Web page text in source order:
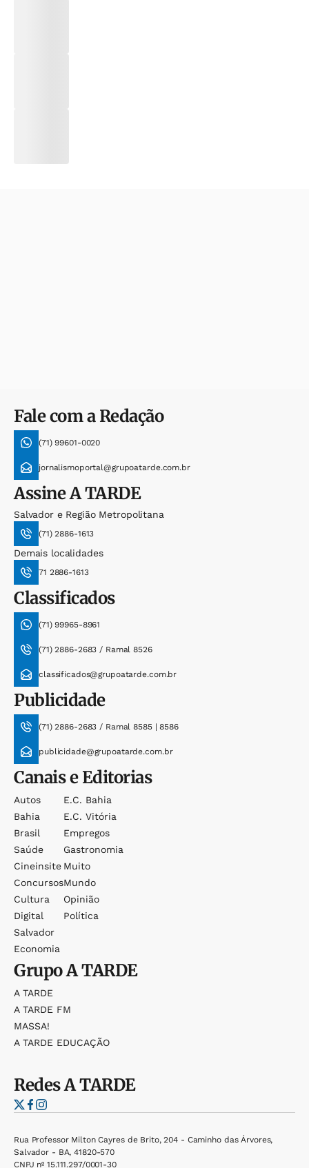
Fale com a Redação
(71) 99601-0020
jornalismoportal@grupoatarde.com.br
AssineA TARDE
Salvador e Região Metropolitana
(71) 2886-1613
Demais localidades
71 2886-1613
Classificados
(71) 99965-8961
(71) 2886-2683 / Ramal 8526
classificados@grupoatarde.com.br
Publicidade
(71) 2886-2683 / Ramal 8585 | 8586
publicidade@grupoatarde.com.br
Canais e Editorias
Autos
Bahia
Brasil
Saúde
Cineinsite
Concursos
Cultura
Digital
Salvador
Economia
E.c. Bahia
E.c. Vitória
Empregos
Gastronomia
Muito
Mundo
Opinião
Política
GrupoA TARDE
A TARDE
A TARDE FM
MASSA!
A TARDE EDUCAÇÃO
RedesA TARDE
Rua Professor Milton Cayres de Brito, 204 - Caminho das Árvores,
Salvador - BA, 41820-570
CNPJ nº 15.111.297/0001-30